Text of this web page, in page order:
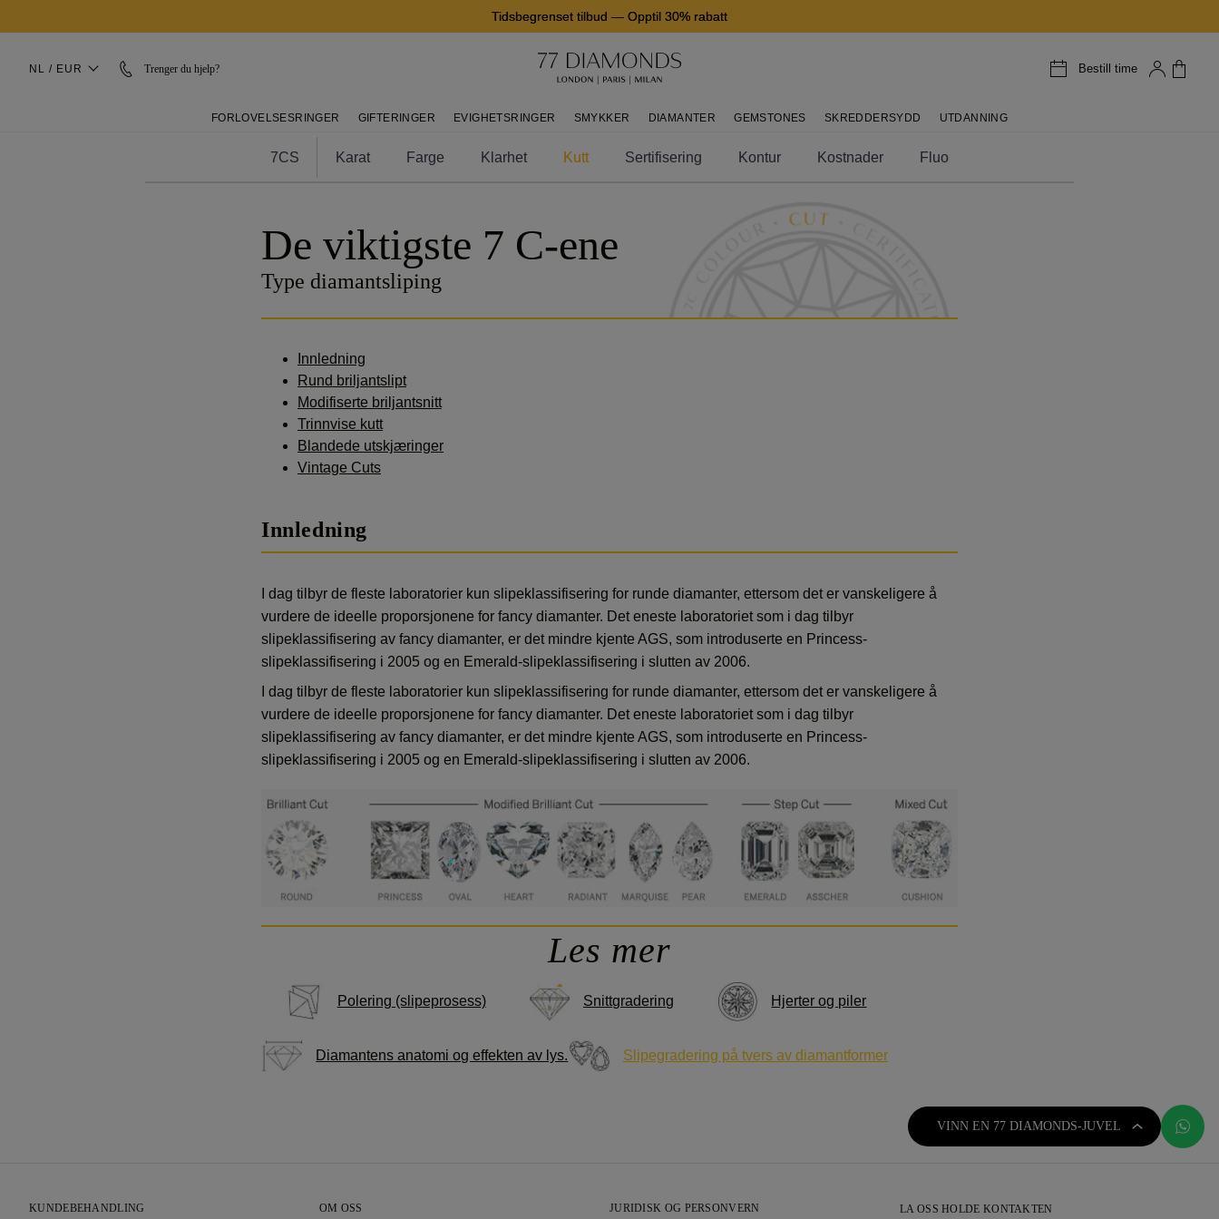
Tidsbegrenset tilbud — Opptil 30% rabatt
NL / EUR Trenger du hjelp? Bestill time
FORLOVELSESRINGER GIFTERINGER EVIGHETSRINGER SMYKKER DIAMANTER GEMSTONES SKREDDERSYDD UTDANNING
7CS Karat Farge Klarhet Kutt Sertifisering Kontur Kostnader Fluo
De viktigste 7 C-ene
Type diamantsliping
Innledning
Rund briljantslipt
Modifiserte briljantsnitt
Trinnvise kutt
Blandede utskjæringer
Vintage Cuts
Innledning
I dag tilbyr de fleste laboratorier kun slipeklassifisering for runde diamanter, ettersom det er vanskeligere å
vurdere de ideelle proporsjonene for fancy diamanter. Det eneste laboratoriet som i dag tilbyr
slipeklassifisering av fancy diamanter, er det mindre kjente AGS, som introduserte en Princess-
slipeklassifisering i 2005 og en Emerald-slipeklassifisering i slutten av 2006.
I dag tilbyr de fleste laboratorier kun slipeklassifisering for runde diamanter, ettersom det er vanskeligere å
vurdere de ideelle proporsjonene for fancy diamanter. Det eneste laboratoriet som i dag tilbyr
slipeklassifisering av fancy diamanter, er det mindre kjente AGS, som introduserte en Princess-
slipeklassifisering i 2005 og en Emerald-slipeklassifisering i slutten av 2006.
Les mer
Polering (slipeprosess) Snittgradering Hjerter og piler
Diamantens anatomiog effekten av lys. Slipegradering på tvers av diamantformer
VINN EN 77 DIAMONDS-JUVEL
LA OSS HOLDE KONTAKTEN
KUNDEBEHANDLING OM OSS JURIDISK OG PERSONVERN